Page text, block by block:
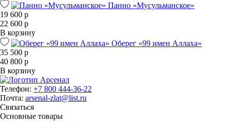
Панно «Мусульманское»
19 600 р
22 600 р
В корзину
Оберег «99 имен Аллаха»
35 500 р
40 800 р
В корзину
Телефон: +7 800 444-36-22
Почта: arsenal-zlat@list.ru
Связаться
Основные товары